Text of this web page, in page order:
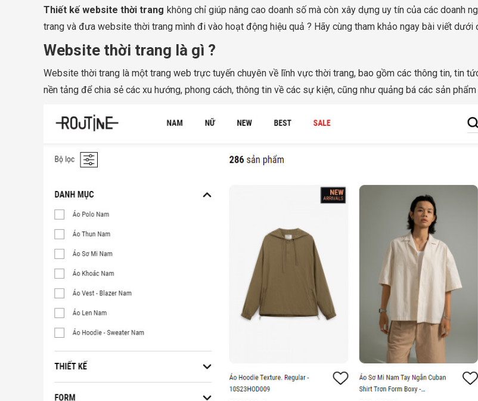
Thiết kế website thời trang không chỉ giúp nâng cao doanh số mà còn xây dựng uy tín của các doanh
trang và đưa website thời trang mình đi vào hoạt động hiệu quả ? Hãy cùng tham khảo ngay bài viết dưới
Website thời trang là gì ?
Website thời trang là một trang web trực tuyến chuyên về lĩnh vực thời trang, bao gồm các thông tin, tin
nền tảng để chia sẻ các xu hướng, phong cách, thông tin về các sự kiện, cũng như quảng bá các sản